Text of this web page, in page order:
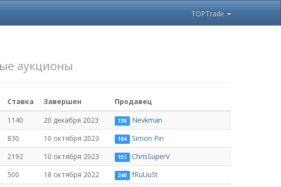
TOPTrade
аукционы
Ставка Завершен
Продавец
1140 20 декабря 2023 130
Nevkman
830 10 октября 2023 184
Simon Pin
2192 10 октября 2023 151
ChrisSuperV
500 18 октября 2022 240
fRuUuSt